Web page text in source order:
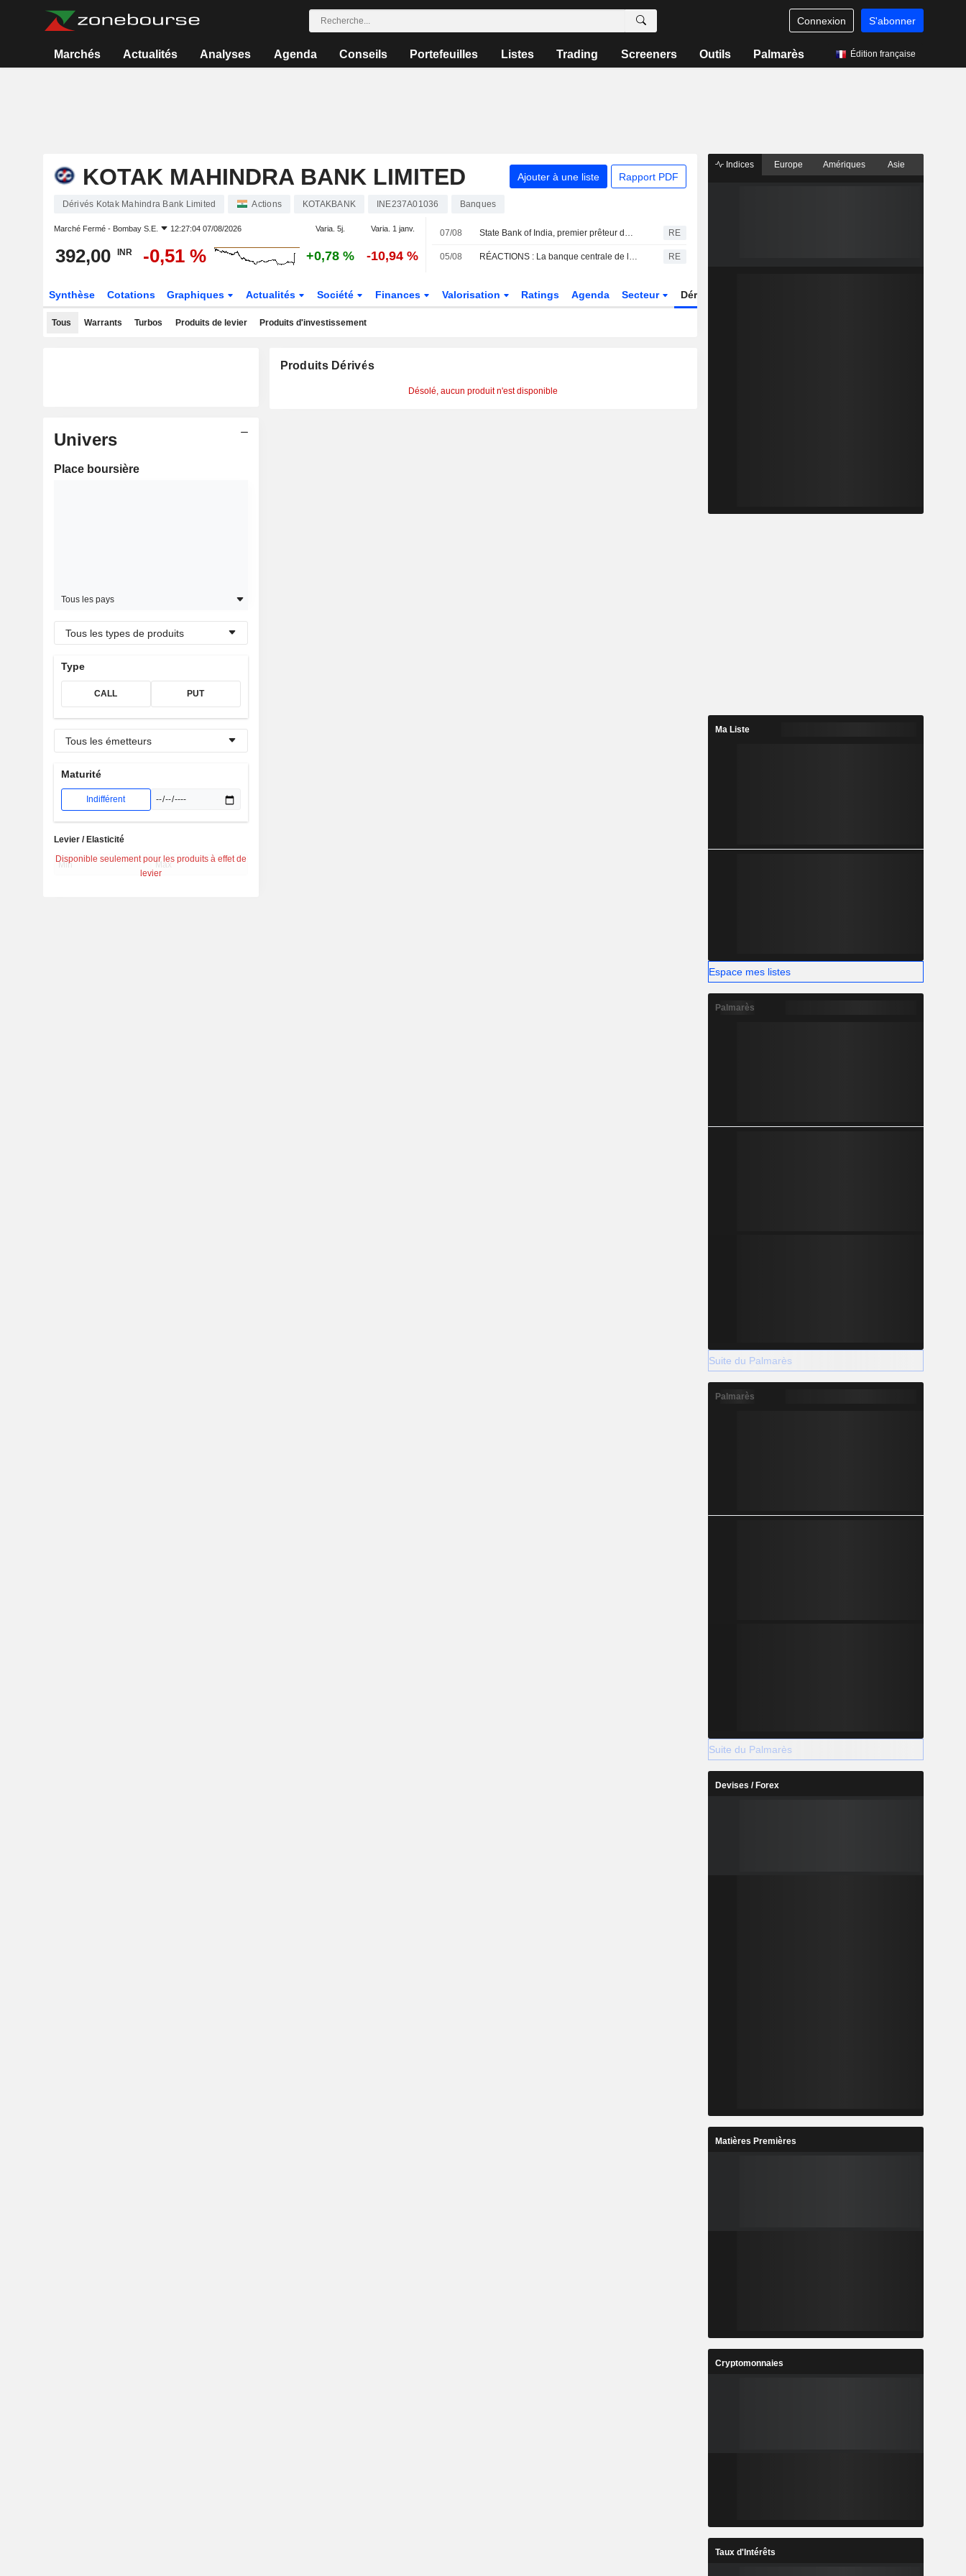
Connexion S'abonner
Marchés Actualités Analyses Agenda Conseils Portefeuilles Listes Trading Screeners Outils Palmarès Édition française
KOTAK MAHINDRA BANK LIMITED Ajouter à une liste Rapport PDF
Dérivés Kotak Mahindra Bank Limited Actions KOTAKBANK INE237A01036 Banques
Marché Fermé - Bombay S.E. 12:27:04 07/08/2026 Varia. 5j. Varia. 1 janv.
392,00 INR -0,51 % +0,78 % -10,94 %
07/08 State Bank of India, premier prêteur du pays, dépasse les prévisions de bénéfice trimestriel grâce à la croissance des prêts RE
05/08 RÉACTIONS : La banque centrale de l'Inde maintient ses taux comme prévu RE
Synthèse Cotations Graphiques Actualités Société Finances Valorisation Ratings Agenda Secteur Dérivés
Tous Warrants Turbos Produits de levier Produits d'investissement
Univers
Place boursière
Tous les pays
Tous les types de produits
Type
CALL PUT
Tous les émetteurs
Maturité
Indifférent
Disponible seulement pour les produits à effet de
levier
Levier / Elasticité
Produits Dérivés
Désolé, aucun produit n'est disponible
Indices Europe Amériques Asie
Ma Liste
Espace mes listes
Palmarès
Suite du Palmarès
Palmarès
Suite du Palmarès
Devises / Forex
Matières Premières
Cryptomonnaies
Taux d'Intérêts